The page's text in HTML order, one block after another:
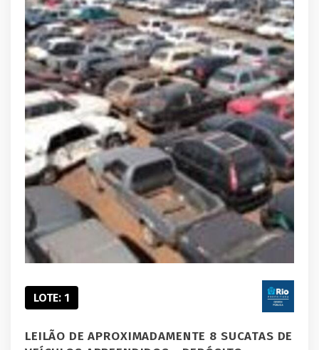
LOTE: 1
LEILÃO DE APROXIMADAMENTE 8 SUCATAS DE